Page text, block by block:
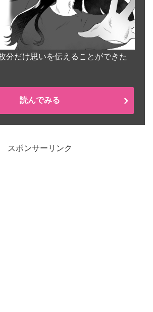
分だけ思いを伝えることができた
読んでみる
スポンサーリンク